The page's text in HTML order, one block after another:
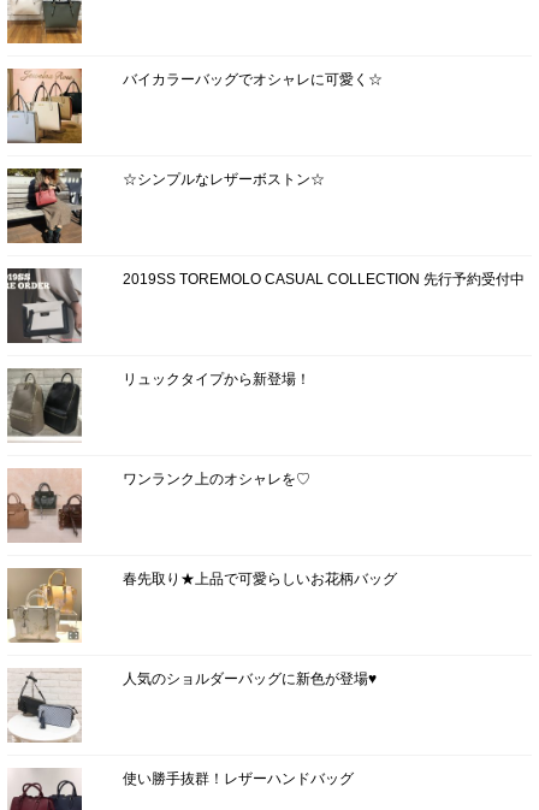
バイカラーバッグでオシャレに可愛く☆
☆シンプルなレザーボストン☆
2019SS TOREMOLO CASUAL COLLECTION 先行予約受付中
リュックタイプから新登場！
ワンランク上のオシャレを♡
春先取り★上品で可愛らしいお花柄バッグ
人気のショルダーバッグに新色が登場♥
使い勝手抜群！レザーハンドバッグ